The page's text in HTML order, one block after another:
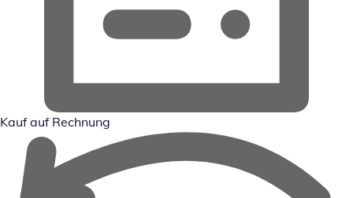
Kauf auf Rechnung